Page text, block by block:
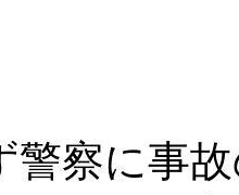
警察に事